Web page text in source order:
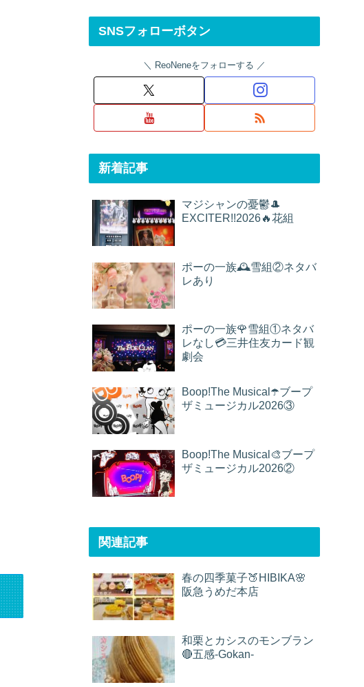
SNSフォローボタン
ReoNeneをフォローする
新着記事
マジシャンの憂鬱🎩
EXCITER!!2026🔥花組
ポーの一族🕰雪組②ネタバ
レあり
ポーの一族🌹雪組①ネタバ
レなし💳三井住友カード観
劇会
Boop!The Musical☂️ブープ
ザミュージカル2026③
Boop!The Musical🎨ブープ
ザミュージカル2026②
関連記事
春の四季菓子🍑HIBIKA🌸
阪急うめだ本店
和栗とカシスのモンブラン
🔴五感-Gokan-